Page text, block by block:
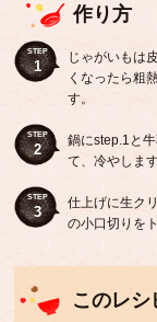
作り方
STEP
1
じゃがいもは
くなったら粗
す。
STEP
2
鍋にstep.1と
て、冷やします
STEP
3
仕上げに生ク
の小口切りを
このレ